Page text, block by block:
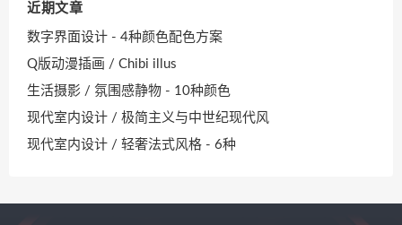
近期文章
数字界面设计 - 4种颜色配色方案
Q版动漫插画 / Chibi illus
生活摄影 / 氛围感静物 - 10种颜色
现代室内设计 / 极简主义与中世纪现代风
现代室内设计 / 轻奢法式风格 - 6种